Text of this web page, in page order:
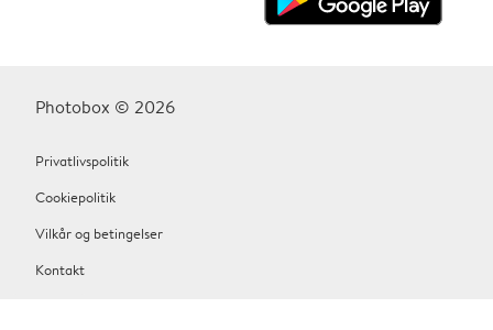
Photobox © 2026
Privatlivspolitik
Cookiepolitik
Vilkår og betingelser
Kontakt